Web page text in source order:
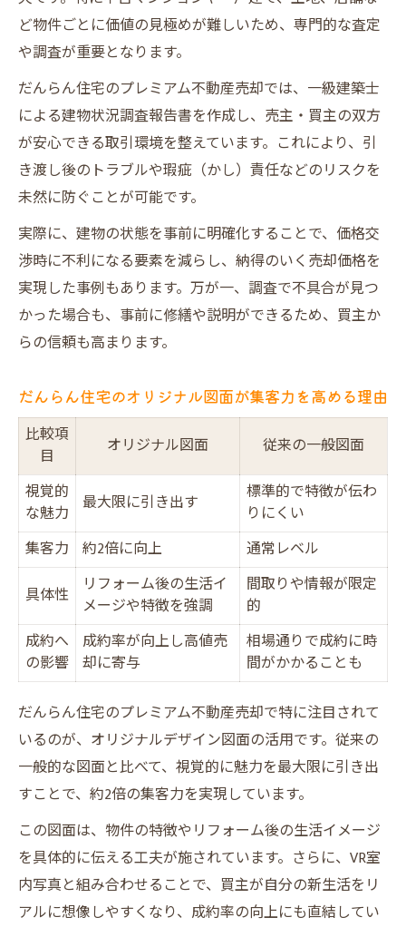
ど物件ごとに価値の見極めが難しいため、専門的な査定
や調査が重要となります。
だんらん住宅のプレミアム不動産売却では、一級建築士
による建物状況調査報告書を作成し、売主・買主の双方
が安心できる取引環境を整えています。これにより、引
き渡し後のトラブルや瑕疵（かし）責任などのリスクを
未然に防ぐことが可能です。
実際に、建物の状態を事前に明確化することで、価格交
渉時に不利になる要素を減らし、納得のいく売却価格を
実現した事例もあります。万が一、調査で不具合が見つ
かった場合も、事前に修繕や説明ができるため、買主か
らの信頼も高まります。
だんらん住宅のオリジナル図面が集客力を高める理由
比較項
目
オリジナル図面
従来の一般図面
視覚的
な魅力
最大限に引き出す
標準的で特徴が伝わ
りにくい
集客力 約2倍に向上
通常レベル
具体性
リフォーム後の生活イ
メージや特徴を強調
間取りや情報が限定
的
成約へ
の影響
成約率が向上し高値売
却に寄与
相場通りで成約に時
間がかかることも
だんらん住宅のプレミアム不動産売却で特に注目されて
いるのが、オリジナルデザイン図面の活用です。従来の
一般的な図面と比べて、視覚的に魅力を最大限に引き出
すことで、約2倍の集客力を実現しています。
この図面は、物件の特徴やリフォーム後の生活イメージ
を具体的に伝える工夫が施されています。さらに、VR室
内写真と組み合わせることで、買主が自分の新生活をリ
アルに想像しやすくなり、成約率の向上にも直結してい